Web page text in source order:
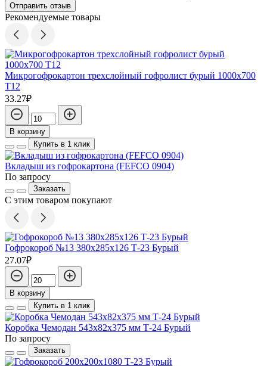
Отправить отзыв
Рекомендуемые товары
Микрогофрокартон трехслойный гофролист бурый 1000х700
Т12
33.27₽
В корзину
Купить в 1 клик
Вкладыш из гофрокартона (FEFCO 0904)
По запросу
Заказать
С этим товаром покупают
Гофрокороб №13 380х285х126 Т-23 Бурый
27.07₽
В корзину
Купить в 1 клик
Коробка Чемодан 543х82х375 мм Т-24 Бурый
По запросу
Заказать